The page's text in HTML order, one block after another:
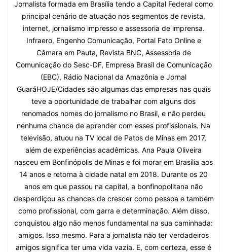
Jornalista formada em Brasília tendo a Capital Federal como
principal cenário de atuação nos segmentos de revista,
internet, jornalismo impresso e assessoria de imprensa.
Infraero, Engenho Comunicação, Portal Fato Online e
Câmara em Pauta, Revista BNC, Assessoria de
Comunicação do Sesc-DF, Empresa Brasil de Comunicação
(EBC), Rádio Nacional da Amazônia e Jornal
GuaráHOJE/Cidades são algumas das empresas nas quais
teve a oportunidade de trabalhar com alguns dos
renomados nomes do jornalismo no Brasil, e não perdeu
nenhuma chance de aprender com esses profissionais. Na
televisão, atuou na TV local de Patos de Minas em 2017,
além de experiências acadêmicas. Ana Paula Oliveira
nasceu em Bonfinópolis de Minas e foi morar em Brasília aos
14 anos e retorna à cidade natal em 2018. Durante os 20
anos em que passou na capital, a bonfinopolitana não
desperdiçou as chances de crescer como pessoa e também
como profissional, com garra e determinação. Além disso,
conquistou algo não menos fundamental na sua caminhada:
amigos. Isso mesmo. Para a jornalista não ter verdadeiros
amigos significa ter uma vida vazia. E, com certeza, esse é